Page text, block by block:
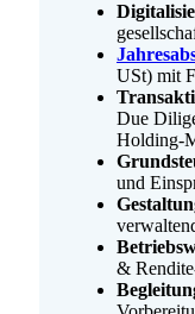
USt) mit
Due
und
&